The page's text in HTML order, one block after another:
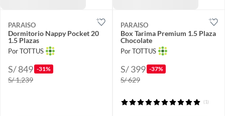
PARAISO
Dormitorio Nappy Pocket 20
1.5 Plazas
Por TOTTUS
S/ 849 -31%
S/ 1,239
PARAISO
Box Tarima Premium 1.5 Plaza
Chocolate
Por TOTTUS
S/ 399 -37%
S/ 629
(1)